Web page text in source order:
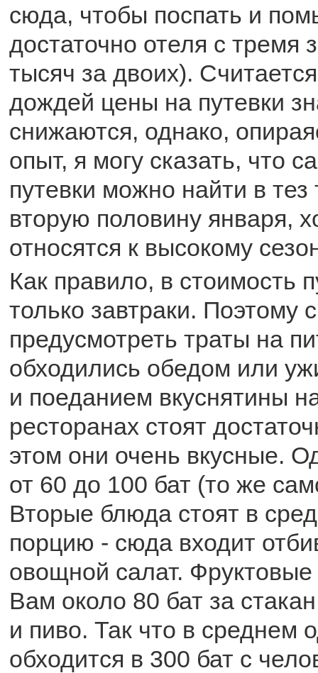
сюда, чтобы поспать и
достаточно отеля с тремя
тысяч за двоих).
дождей цены на путевки
снижаются, однако,
опыт, я могу сказать, что
путевки можно найти в
вторую половину января,
относятся к высокому
Как правило, в стоимость
только завтраки. Поэтому
предусмотреть траты на
обходились обедом или
и поеданием вкуснятины
ресторанах стоят
этом они очень вкусные.
от 60 до 100 бат (то же
Вторые блюда стоят в
порцию - сюда входит
овощной салат.
Вам около 80 бат за
и пиво. Так что в среднем
обходится в 300 бат с